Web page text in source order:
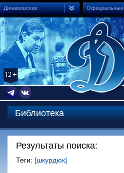
Динамовские Официальные
Библиотека
Результаты поиска:
Теги: [шкурдюк]